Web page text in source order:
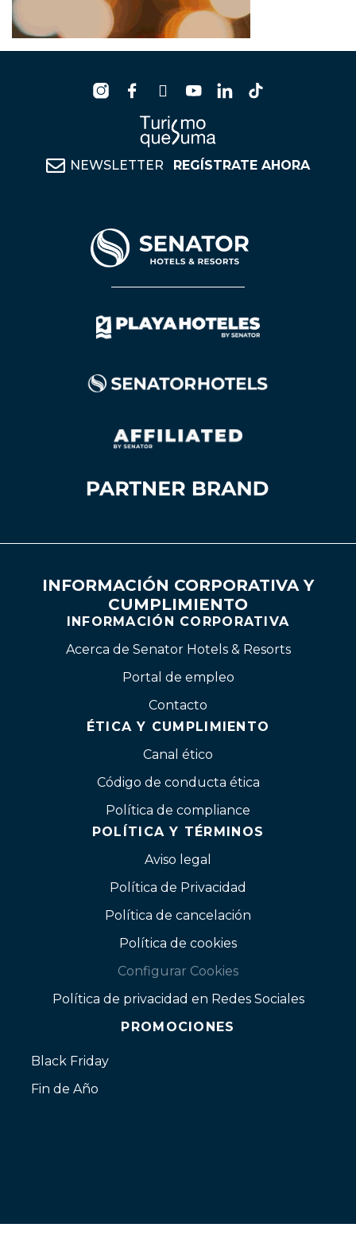
NEWSLETTER REGÍSTRATE AHORA
INFORMACIÓN CORPORATIVA Y
CUMPLIMIENTO
INFORMACIÓN CORPORATIVA
Acerca de Senator Hotels & Resorts
Portal de empleo
Contacto
ÉTICA Y CUMPLIMIENTO
Canal ético
Código de conducta ética
Política de compliance
POLÍTICA Y TÉRMINOS
Aviso legal
Política de Privacidad
Política de cancelación
Política de cookies
Configurar Cookies
Política de privacidad en Redes Sociales
PROMOCIONES
Black Friday
Fin de Año